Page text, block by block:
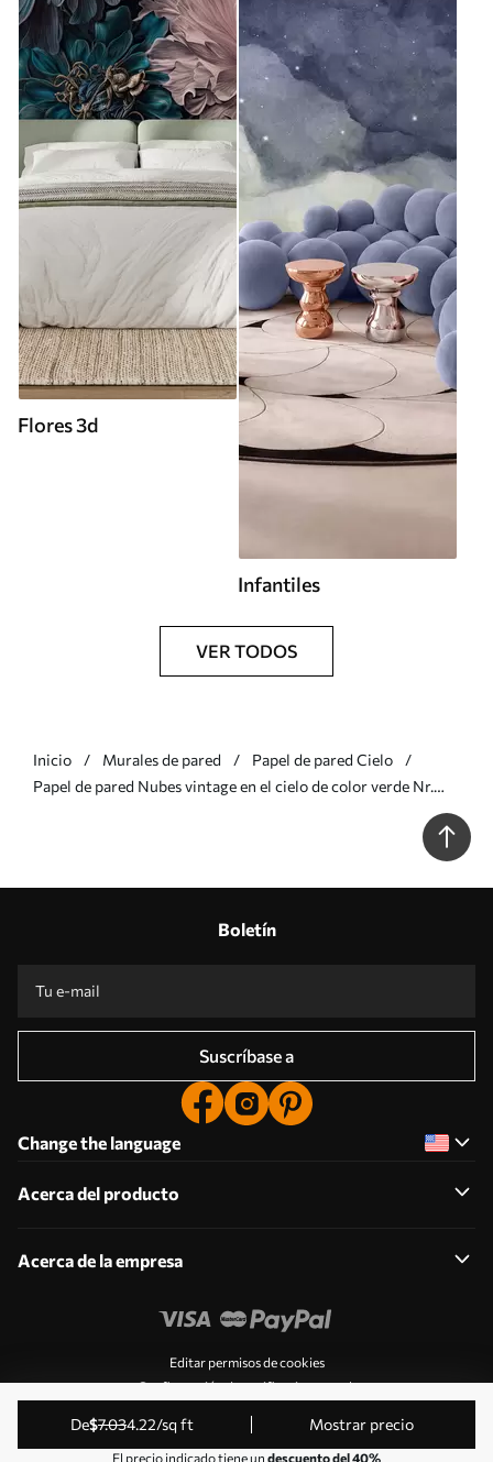
de$7.034.22/sq ft Mostrar precio
El precio indicado tiene un descuento del 40%
Flores 3d
Infantiles
VER TODOS
Inicio Murales de pared
Papel de pared Cielo
Papel de pared Nubes vintage en el cielo de color verde Nr.
Boletín
Suscríbase a
Change the language
Acerca del producto
Acerca de la empresa
Editar permisos de cookies
Configuración de notificaciones push
© 2011-2026 Uwalls . Todos los derechos reservados.
Gestionado por KLW Sp. z o.o. CIF: PL9223057591.